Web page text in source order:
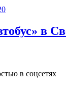
в
в соцсетях